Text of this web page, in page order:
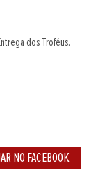
dos Troféus.
NO FACEBOOK